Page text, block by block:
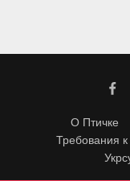
О Птичке
Требования